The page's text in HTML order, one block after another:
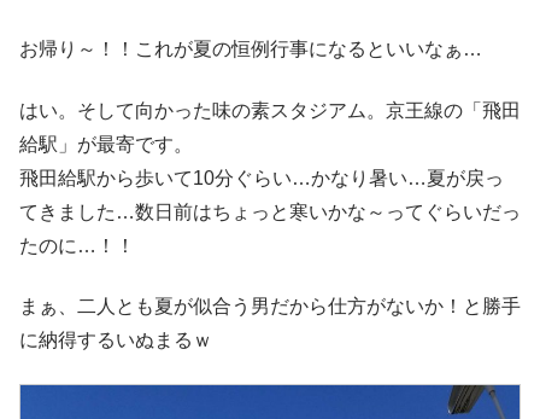
お帰り～！！これが夏の恒例行事になるといいなぁ…
はい。そして向かった味の素スタジアム。京王線の「飛田
給駅」が最寄です。
飛田給駅から歩いて10分ぐらい…かなり暑い…夏が戻っ
てきました…数日前はちょっと寒いかな～ってぐらいだっ
たのに…！！
まぁ、二人とも夏が似合う男だから仕方がないか！と勝手
に納得するいぬまるｗ